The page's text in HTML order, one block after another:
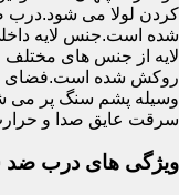
کردن لولا می شود.درب
شده است.جنس لایه
لایه از جنس های مختلف
روکش شده است.فضای
وسیله پشم سنگ پر می
سرقت عایق صدا و
ویژگی های درب